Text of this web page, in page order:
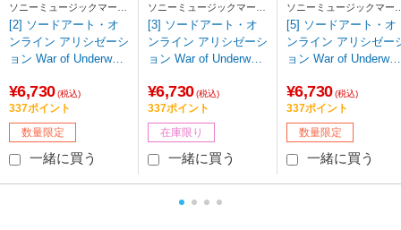
ソニーミュージックマーケ
ティング
[2] ソードアート・オ
ンライン アリシゼーシ
ョン War of Underworl
版】 DVD 【sof001】
¥6,730 (税込)
337ポイント
数量限定
一緒に買う
ソニーミュージックマーケ
ティング
[3] ソードアート・オ
ンライン アリシゼーシ
ョン War of Underworl
版】 DVD 【852】
¥6,730 (税込)
337ポイント
在庫限り
一緒に買う
ソニーミュージックマー
ティング
[5] ソードアート・オ
ンライン アリシゼー
ョン War of Underworl
版】 DVD 【sof001】
¥6,730 (税込)
337ポイント
数量限定
一緒に買う